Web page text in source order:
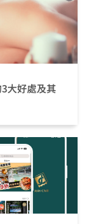
大好處及其